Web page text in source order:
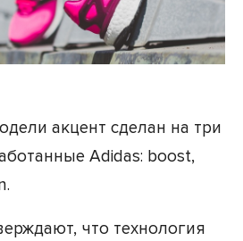
акцент сделан на три
Adidas: boost,
что технология